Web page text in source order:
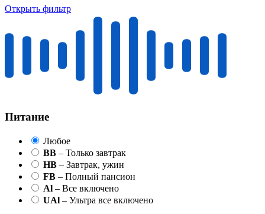
Открыть фильтр
Питание
Любое
BB – Только завтрак
HB – Завтрак, ужин
FB – Полный пансион
Al – Все включено
UAl – Ультра все включено